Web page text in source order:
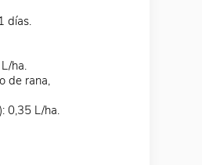
días.
ha.
de rana,
0,35 L/ha.